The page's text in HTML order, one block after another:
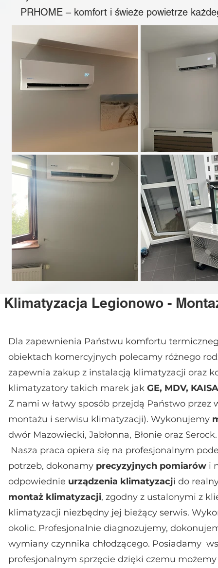
PRHOME – komfort i świeże powietrze
Klimatyzacja Legionowo -
Dla zapewnienia Państwu komfortu
obiektach komercyjnych polecamy różnego
zapewnia zakup z instalacją klimatyzacji oraz
klimatyzatory takich marek jak GE, MDV,
Z nami w łatwy sposób przejdą Państwo
montażu i serwisu klimatyzacji). Wykonujemy
dwór Mazowiecki, Jabłonna, Błonie oraz Serock.
Nasza praca opiera się na profesjonalnym
potrzeb, dokonamy precyzyjnych pomiarów i
odpowiednie urządzenia klimatyzacji do
montaż klimatyzacji, zgodny z ustalonymi z
klimatyzacji niezbędny jej bieżący serwis.
okolic. Profesjonalnie diagnozujemy,
wymiany czynnika chłodzącego. Posiadamy
profesjonalnym sprzęcie dzięki czemu